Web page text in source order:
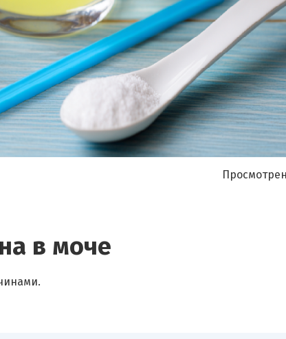
в моче